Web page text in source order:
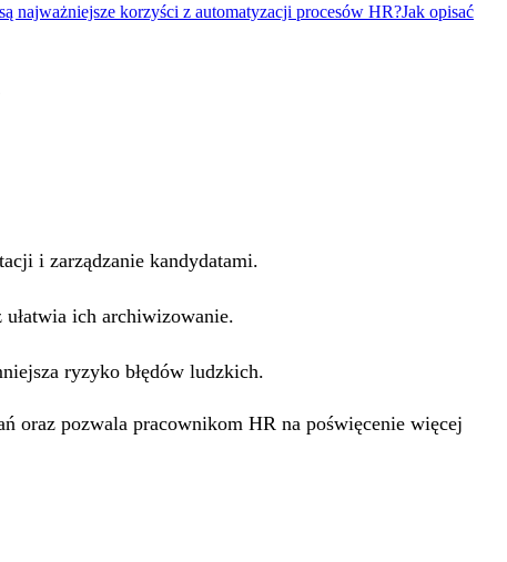
najważniejsze korzyści z automatyzacji procesów HR?Jak opisać
i zarządzanie kandydatami.
ułatwia ich archiwizowanie.
ryzyko błędów ludzkich.
oraz pozwala pracownikom HR na poświęcenie więcej